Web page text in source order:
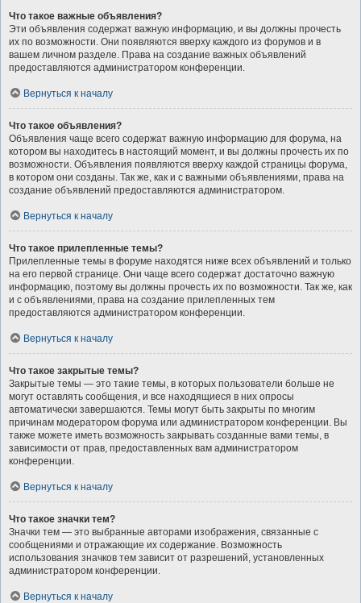
Что такое важные объявления?
Эти объявления содержат важную информацию, и вы должны прочесть
их по возможности. Они появляются вверху каждого из форумов и в
вашем личном разделе. Права на создание важных объявлений
предоставляются администратором конференции.
Вернуться к началу
Что такое объявления?
Объявления чаще всего содержат важную информацию для форума, на
котором вы находитесь в настоящий момент, и вы должны прочесть их по
возможности. Объявления появляются вверху каждой страницы форума,
в котором они созданы. Так же, как и с важными объявлениями, права на
создание объявлений предоставляются администратором.
Вернуться к началу
Что такое прилепленные темы?
Прилепленные темы в форуме находятся ниже всех объявлений и только
на его первой странице. Они чаще всего содержат достаточно важную
информацию, поэтому вы должны прочесть их по возможности. Так же, как
и с объявлениями, права на создание прилепленных тем
предоставляются администратором конференции.
Вернуться к началу
Что такое закрытые темы?
Закрытые темы — это такие темы, в которых пользователи больше не
могут оставлять сообщения, и все находящиеся в них опросы
автоматически завершаются. Темы могут быть закрыты по многим
причинам модератором форума или администратором конференции. Вы
также можете иметь возможность закрывать созданные вами темы, в
зависимости от прав, предоставленных вам администратором
конференции.
Вернуться к началу
Что такое значки тем?
Значки тем — это выбранные авторами изображения, связанные с
сообщениями и отражающие их содержание. Возможность
использования значков тем зависит от разрешений, установленных
администратором конференции.
Вернуться к началу